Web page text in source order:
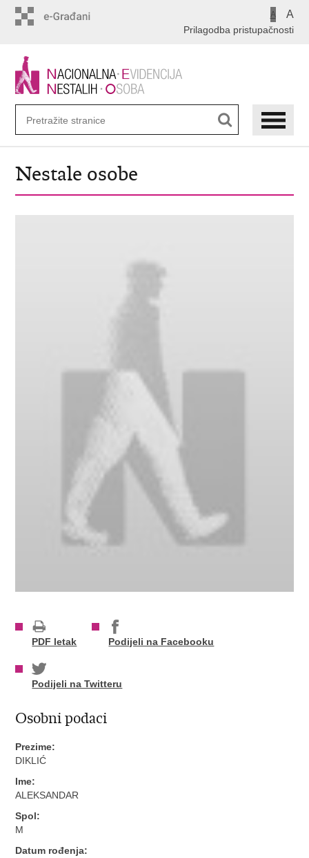
A A
Prilagodba pristupačnosti
Nestale osobe
PDF letak Podijeli na Facebooku
Podijeli na Twitteru
Osobni podaci
Prezime:
DIKLIĆ
Ime:
ALEKSANDAR
Spol:
M
Datum rođenja: